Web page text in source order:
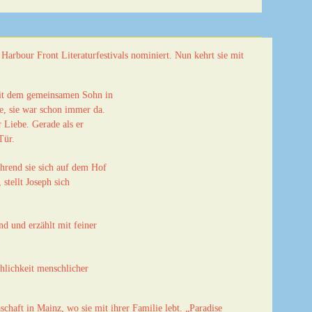
Harbour Front Literaturfestivals nominiert. Nun kehrt sie mit
dem gemeinsamen Sohn in
sie war schon immer da.
Liebe. Gerade als er
sie sich auf dem Hof
Joseph sich
und erzählt mit feiner
menschlicher
in Mainz, wo sie mit ihrer Familie lebt. „Paradise